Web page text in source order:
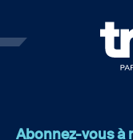
Abonnez-vous à